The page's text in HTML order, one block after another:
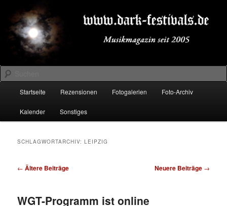
primären
Inhalt
springen
sekundären
Inhalt
springenDARK-FESTIVALS.DE
Suchen
Startseite Rezensionen Fotogalerien Foto-Archiv
Kalender Sonstiges
SCHLAGWORTARCHIV:LEIPZIG
Beitragsnavigation
← Ältere Beiträge Neuere Beiträge →
WGT-Programm ist online